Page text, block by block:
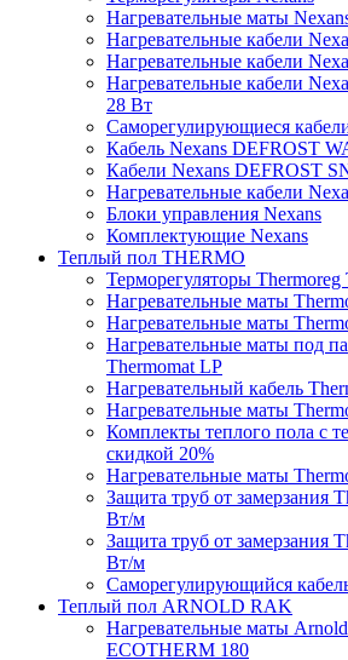
Нагревательные маты
Нагревательные кабели
Нагревательные кабели
Нагревательные кабели
28 Вт
Саморегулирующиеся
Кабель Nexans DEFROST
Кабели Nexans DEFROST
Нагревательные кабели
Блоки управления Nexans
Комплектующие Nexans
Теплый пол THERMO
Терморегуляторы Thermoreg
Нагревательные маты
Нагревательные маты
Нагревательные маты под
Thermomat LP
Нагревательный кабель
Нагревательные маты
Комплекты теплого пола с
скидкой 20%
Нагревательные маты
Защита труб от замерзания
Вт/м
Защита труб от замерзания
Вт/м
Саморегулирующийся
Теплый пол ARNOLD RAK
Нагревательные маты
ECOTHERM 180